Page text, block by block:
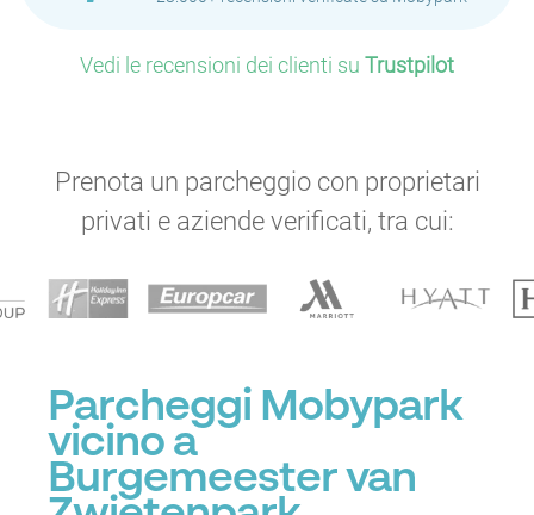
Vedi le recensioni dei clienti su Trustpilot
Prenota un parcheggio con proprietari
privati e aziende verificati, tra cui:
Parcheggi Mobypark
vicino a
Burgemeester van